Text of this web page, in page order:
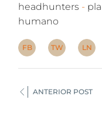
headhunters
humano
FB TW LN
ANTERIOR POST